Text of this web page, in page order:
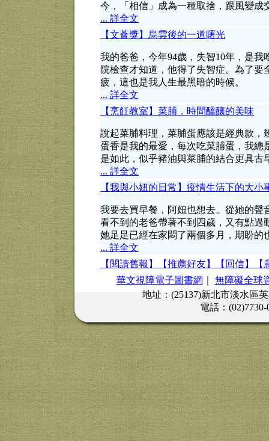
今，「相信」成為一種取捨，跟風變成
... 詳全文
【文薈獎】烏雲後的一道曙光
我的爸爸，今年94歲，失智10年，是
院檢查才知道，他得了失智症。為了
疲，這也是我人生最黑暗的時候。
... 詳全文
【烹飪教室】菜脯，時間醞釀的美味
說起菜脯料理，菜脯蛋應該是經典款
蛋香是我的最愛，每次吃菜脯蛋，我
是如此，似乎豬油與菜脯的結合更具古
... 詳全文
【我與小妞的日常】疫情生活下的大小
我要去買早餐，阿妞也想去。從她的
看不到的老爸帶著不到四歲，又有點
她足足已經在家悶了兩個多月，期盼
... 詳全文
【閱讀舊報】
【推薦好友】 【回信】
華文視障電子圖書網
無障礙全球
地址：(25137)新北市淡水區
電話：